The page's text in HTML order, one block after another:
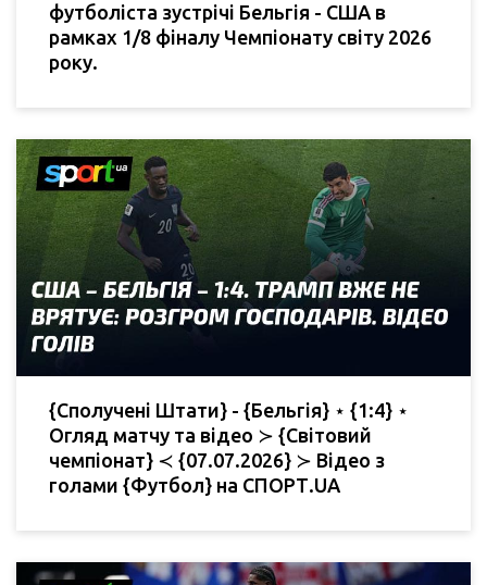
футболіста зустрічі Бельгія - США в
рамках 1/8 фіналу Чемпіонату світу 2026
року.
{Сполучені Штати} - {Бельгія} ⋆ {1:4} ⋆
Огляд матчу та відео ≻ {Світовий
чемпіонат} ≺ {07.07.2026} ≻ Відео з
голами {Футбол} на СПОРТ.UA